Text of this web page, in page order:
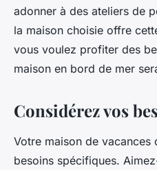
adonner à des ateliers de
la maison choisie offre
vous voulez profiter des
maison en bord de mer
Considérez vos
Votre maison de
besoins spécifiques.